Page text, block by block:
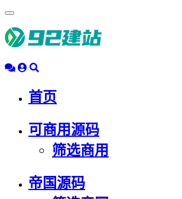
动
导
首页
可商用源码
筛选商用
帝国源码